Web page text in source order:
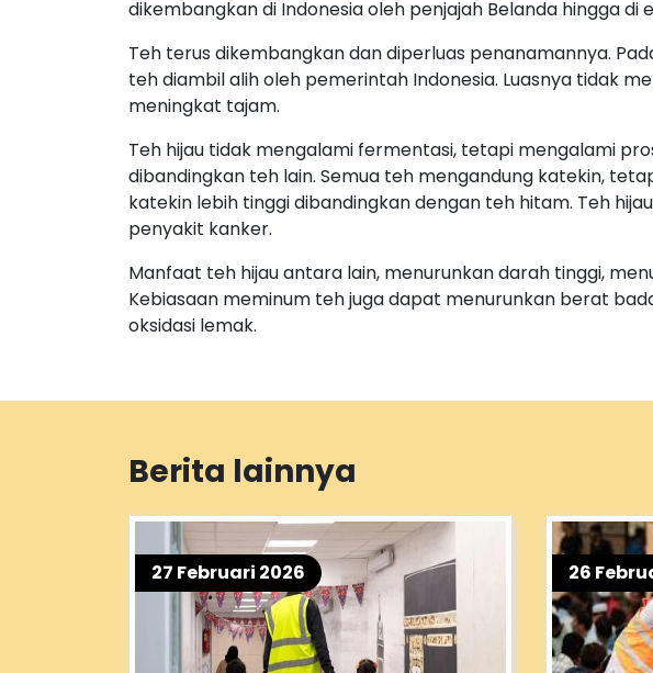
dikembangkan di Indonesia oleh penjajah Belanda hingga di
Teh terus dikembangkan dan diperluas penanamannya.
teh diambil alih oleh pemerintah Indonesia. Luasnya tidak
meningkat tajam.
Teh hijau tidak mengalami fermentasi, tetapi mengalami
dibandingkan teh lain. Semua teh mengandung katekin,
katekin lebih tinggi dibandingkan dengan teh hitam. Teh
penyakit kanker.
Manfaat teh hijau antara lain, menurunkan darah tinggi,
Kebiasaan meminum teh juga dapat menurunkan berat
oksidasi lemak.
Berita lainnya
27 Februari 2026 26